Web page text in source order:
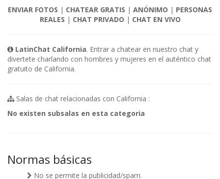
ENVIAR FOTOS | CHATEAR GRATIS | ANÓNIMO | PERSONAS
REALES | CHAT PRIVADO | CHAT EN VIVO
LatinChat California. Entrar a chatear en nuestro chat y
divertete charlando con hombres y mujeres en el auténtico chat
gratuito de California.
Salas de chat relacionadas con California :
No existen subsalas en esta categoria
Normas básicas
No se permite la publicidad/spam.